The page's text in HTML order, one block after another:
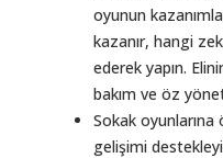
oyunun
kazanır, hangi
ederek yapın.
bakım ve öz
Sokak
gelişimi